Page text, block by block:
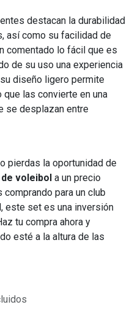
destacan la durabilidad
así como su facilidad de
comentado lo fácil que es
de su uso una experiencia
diseño ligero permite
las convierte en una
se desplazan entre
pierdas la oportunidad de
voleibol a un precio
para un club
este set es una inversión
tu compra ahora y
esté a la altura de las